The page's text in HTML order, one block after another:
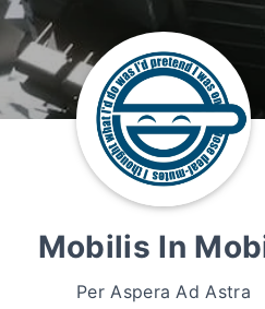
Mobilis In
Per Aspera Ad Astra